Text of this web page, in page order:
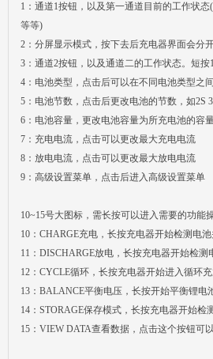
1：通道1按钮，以及第一通道目前的工作状
等等)
2：分屏显示模式，按下去后充电器界面会分
3：通道2按钮，以及通道二的工作状态。短按
4：电池类型，点击后可以在不同电池类型之
5：电池节数，点击后更改电池的节数，如2S
6：电池容量，更改电池容量为所充电池的容
7：充电电流，点击可以更改最大充电电流
8：放电电流，点击可以更改最大放电电流
9：高级设置菜单，点击后进入高级设置菜单
10~15号大图标，需长按可以进入需要的功能
10：CHARGE充电，长按充电器开始检测电
11：DISCHARGE放电，长按充电器开始检测
12：CYCLE循环，长按充电器开始进入循环
13：BALANCE平衡电压，长按开始平衡锂
14：STORAGE保存模式，长按充电器开始
15：VIEW DATA查看数据，点击这个按钮可